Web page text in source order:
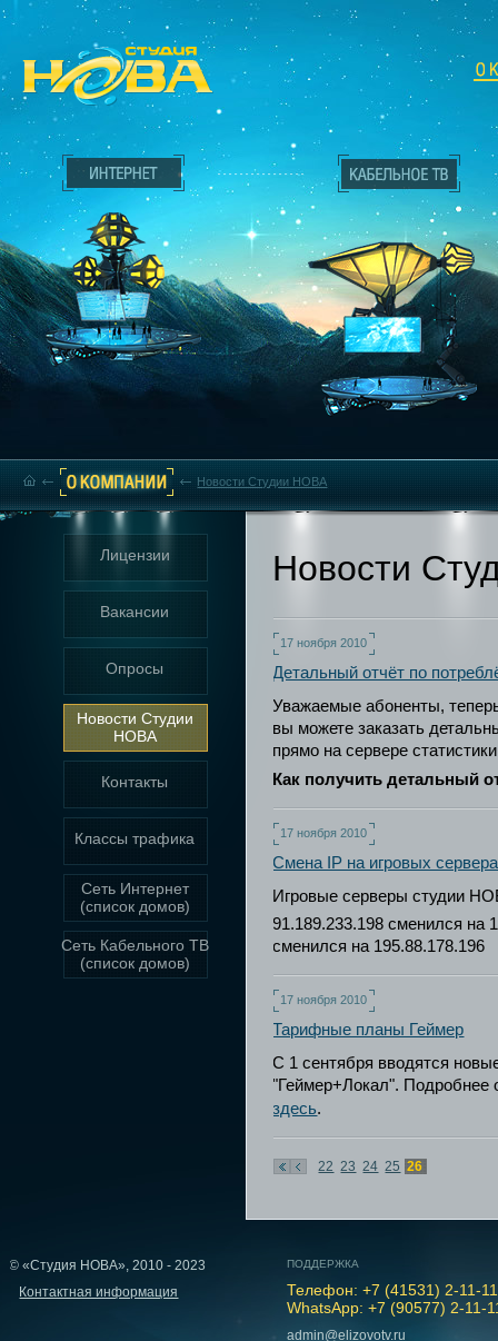
Новости Студии НОВА
Лицензии
Вакансии
Опросы
Новости Студии
НОВА
Контакты
Классы трафика
Сеть Интернет
(список домов)
Сеть Кабельного ТВ
(список домов)
Новости
17 ноября 2010
Детальный отчёт по
Уважаемые абоненты,
вы можете заказать
прямо на сервере
Как получить детальный
17 ноября 2010
Смена IP на игровых
Игровые серверы студии
91.189.233.198 сменился на
сменился на 195.88.178.196
17 ноября 2010
Тарифные планы Геймер
С 1 сентября вводятся
"Геймер+Локал". Подробнее
здесь.
22 23 24 25 26
© «Студия НОВА», 2010 - 2023
Контактная информация
ПОДДЕРЖКА
Телефон: +7 (41531) 2-11-11
WhatsApp: +7 (90577) 2-11-
admin@elizovotv.ru